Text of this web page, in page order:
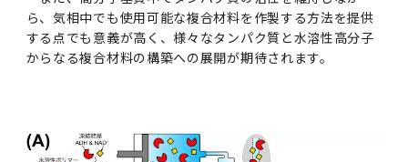
ら、気相中でも使用可能な複合材料を作製する方法を提供
する点でも意義が高く、様々なタンパク質と水溶性高分子
からなる複合材料の構築への展開が期待されます。